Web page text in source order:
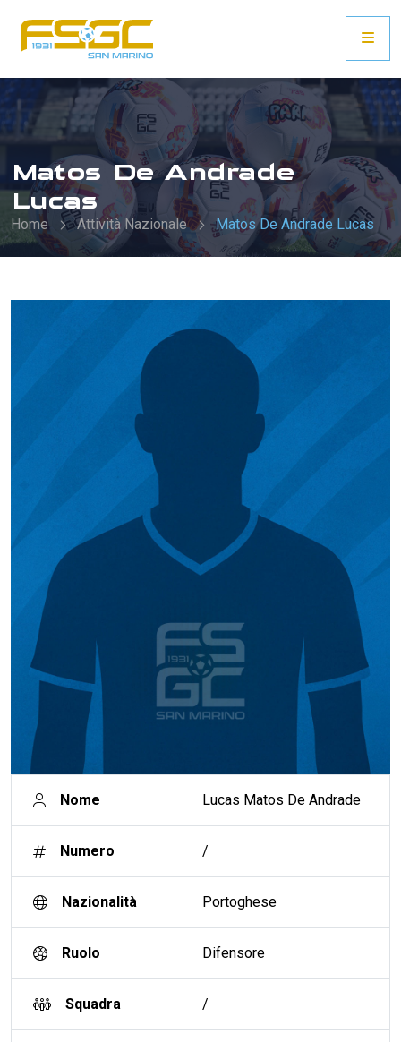
Matos De Andrade
Lucas
Home Attività Nazionale Matos De Andrade Lucas
Nome Lucas Matos De Andrade
Numero /
Nazionalità Portoghese
Ruolo Difensore
Squadra /